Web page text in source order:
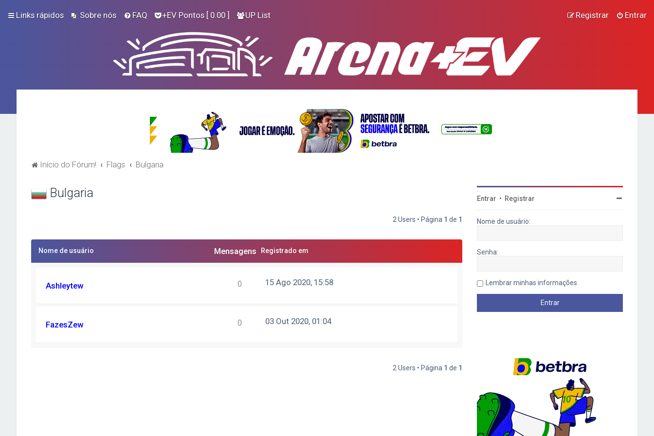
Links rápidos Sobre nós FAQ +EV Pontos [ 0.00 ] UP List Entrar
Registrar
Início do Fórum! Flags Bulgaria
Bulgaria
2 Users • Página 1 de 1
Nome de usuário Mensagens Registrado em
Ashleytew 0 15 Ago 2020, 15:58
FazesZew 0 03 Out 2020, 01:04
2 Users • Página 1 de 1
Entrar • Registrar
Nome de usuário:
Senha:
Lembrar minhas informações